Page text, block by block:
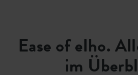
Ease of elho.
im